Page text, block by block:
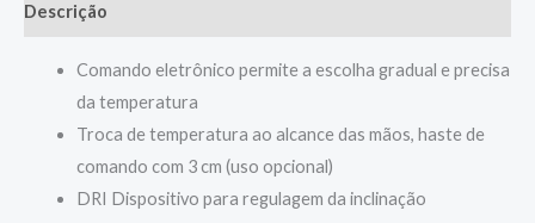
Descrição
Comando eletrônico permite a escolha gradual e precisa
da temperatura
Troca de temperatura ao alcance das mãos, haste de
comando com 3 cm (uso opcional)
DRI Dispositivo para regulagem da inclinação